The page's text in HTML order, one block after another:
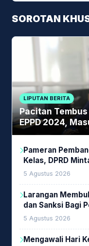
SOROTAN
LIPUTAN BERITA
Pacitan
EPPD 2024,
Pameran
Kelas, DPRD
Prioritas
5 Agustus 2026
Larangan
dan Sanksi Bagi
5 Agustus 2026
Mengawali Hari